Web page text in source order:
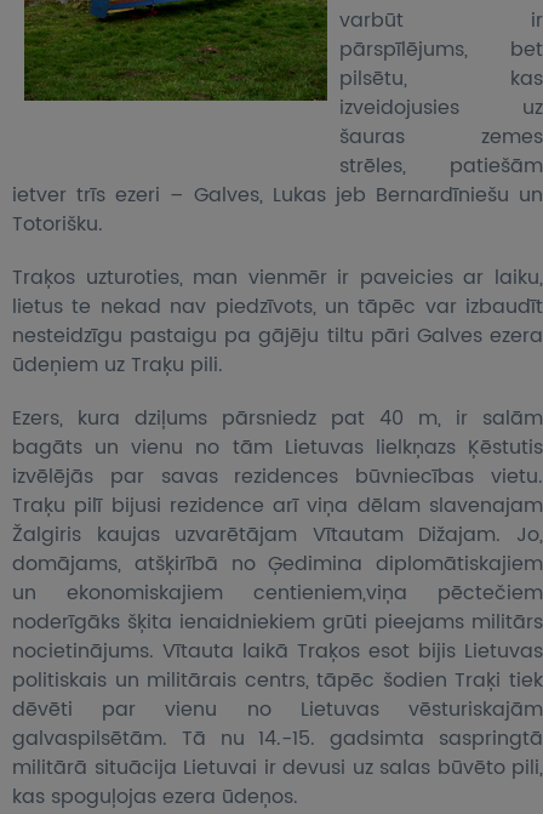
varbūt ir
pārspīlējums, bet
pilsētu, kas
izveidojusies uz
šauras zemes
strēles, patiešām
ietver trīs ezeri – Galves, Lukas jeb Bernardīniešu un
Totorišku.
Traķos uzturoties, man vienmēr ir paveicies ar laiku,
lietus te nekad nav piedzīvots, un tāpēc var izbaudīt
nesteidzīgu pastaigu pa gājēju tiltu pāri Galves ezera
ūdeņiem uz Traķu pili.
Ezers, kura dziļums pārsniedz pat 40 m, ir salām
bagāts un vienu no tām Lietuvas lielkņazs Ķēstutis
izvēlējās par savas rezidences būvniecības vietu.
Traķu pilī bijusi rezidence arī viņa dēlam slavenajam
Žalgiris kaujas uzvarētājam Vītautam Dižajam. Jo,
domājams, atšķirībā no Ģedimina diplomātiskajiem
un ekonomiskajiem centieniem,viņa pēctečiem
noderīgāks šķita ienaidniekiem grūti pieejams militārs
nocietinājums. Vītauta laikā Traķos esot bijis Lietuvas
politiskais un militārais centrs, tāpēc šodien Traķi tiek
dēvēti par vienu no Lietuvas vēsturiskajām
galvaspilsētām. Tā nu 14.-15. gadsimta saspringtā
militārā situācija Lietuvai ir devusi uz salas būvēto pili,
kas spoguļojas ezera ūdeņos.